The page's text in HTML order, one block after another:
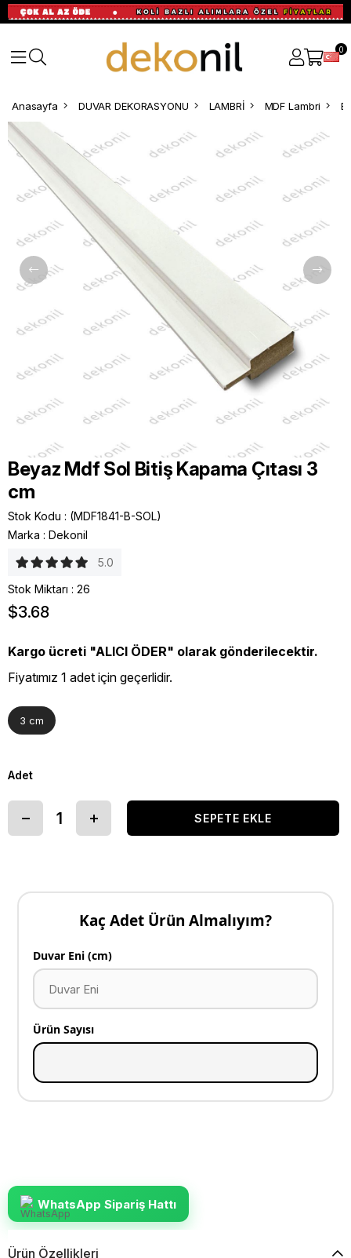
0
Anasayfa DUVAR DEKORASYONU LAMBRİ MDF Lambri
Beyaz Mdf Sol Bitiş Kapama Çıtası 3
cm
Stok Kodu
(MDF1841-B-SOL)
Marka : Dekonil
5.0
Stok Miktarı : 26
$3.68
Kargo ücreti "ALICI ÖDER" olarak gönderilecektir.
Fiyatımız 1 adet için geçerlidir.
3 cm
Adet
Kaç Adet Ürün Almalıyım?
Duvar Eni (cm)
Ürün Sayısı
WhatsApp Sipariş Hattı
Ürün Özellikleri